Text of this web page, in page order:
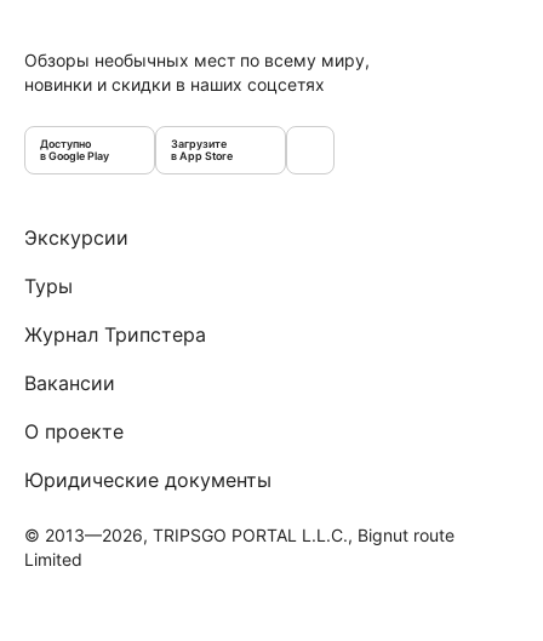
Обзоры необычных мест по всему миру,
новинки и скидки в наших соцсетях
Доступно
в Google Play
Загрузите
в App Store
Экскурсии
Туры
Журнал Трипстера
Вакансии
О проекте
Юридические документы
© 2013—2026, TRIPSGO PORTAL L.L.C., Bignut route
Limited